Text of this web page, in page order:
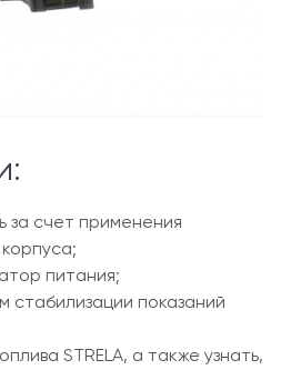
за счет применения
питания;
стабилизации показаний
STRELA, а также узнать,